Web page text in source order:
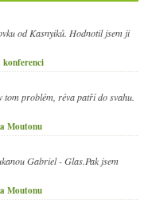
od Kasnyiků. Hodnotil jsem ji
konferenci
tom problém, réva patří do svahu.
Moutonu
Gabriel - Glas.Pak jsem
Moutonu